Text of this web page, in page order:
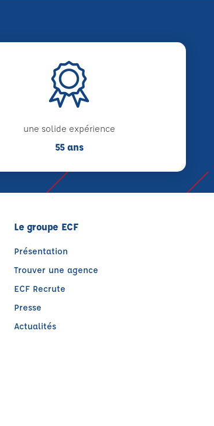
une solide expérience
55 ans
Le groupe ECF
Présentation
Trouver une agence
ECF Recrute
Presse
Actualités